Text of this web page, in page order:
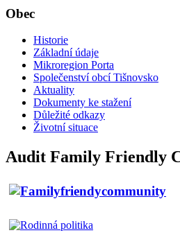
Obec
Historie
Základní údaje
Mikroregion Porta
Společenství obcí Tišnovsko
Aktuality
Dokumenty ke stažení
Důležité odkazy
Životní situace
Audit Family Friendly